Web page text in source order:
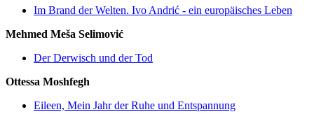
Im Brand der Welten. Ivo Andrić - ein europäisches Leben
Mehmed Meša Selimović
Der Derwisch und der Tod
Ottessa Moshfegh
Eileen, Mein Jahr der Ruhe und Entspannung